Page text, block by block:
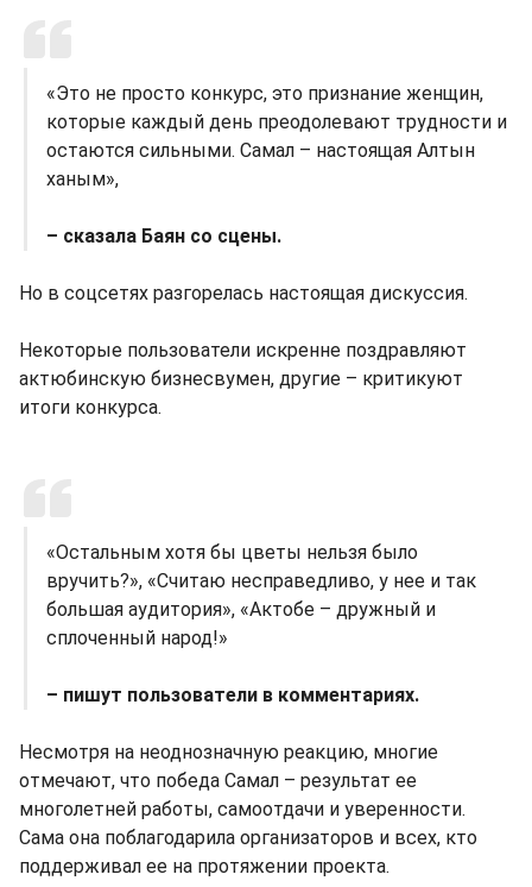
«Это не просто конкурс, это признание женщин,
которые каждый день преодолевают трудности и
остаются сильными. Самал – настоящая Алтын
ханым»,
– сказала Баян со сцены.
Но в соцсетях разгорелась настоящая дискуссия.
Некоторые пользователи искренне поздравляют
актюбинскую бизнесвумен, другие – критикуют
итоги конкурса.
«Остальным хотя бы цветы нельзя было
вручить?», «Считаю несправедливо, у нее и так
большая аудитория», «Актобе – дружный и
сплоченный народ!»
– пишут пользователи в комментариях.
Несмотря на неоднозначную реакцию, многие
отмечают, что победа Самал – результат ее
многолетней работы, самоотдачи и уверенности.
Сама она поблагодарила организаторов и всех, кто
поддерживал ее на протяжении проекта.